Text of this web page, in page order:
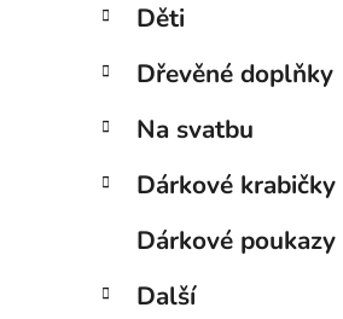
Děti
Dřevěné doplňky
Na svatbu
Dárkové krabičky
Dárkové poukazy
Další